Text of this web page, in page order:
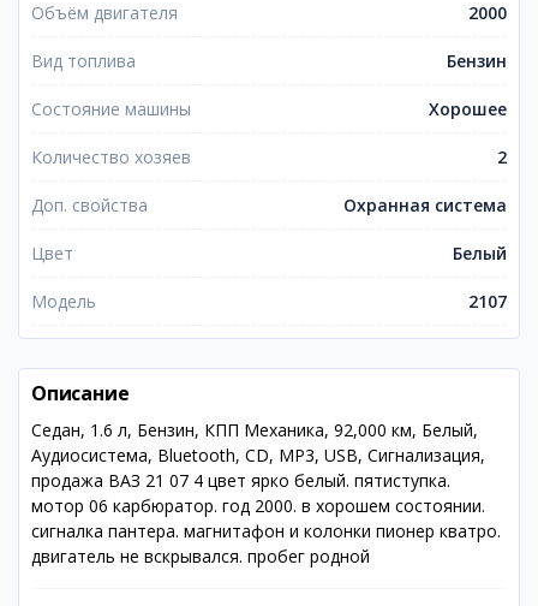
Объём двигателя 2000
Вид топлива Бензин
Состояние машины Хорошее
Количество хозяев 2
Доп. свойства Охранная система
Цвет Белый
Модель 2107
Описание
Седан, 1.6 л, Бензин, КПП Механика, 92,000 км, Белый,
Аудиосистема, Bluetooth, CD, MP3, USB, Сигнализация,
продажа ВАЗ 21 07 4 цвет ярко белый. пятиступка.
мотор 06 карбюратор. год 2000. в хорошем состоянии.
сигналка пантера. магнитафон и колонки пионер кватро.
двигатель не вскрывался. пробег родной